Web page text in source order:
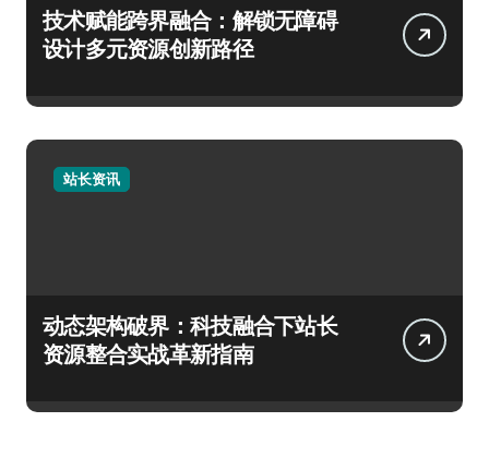
技术赋能跨界融合：解锁无障碍
设计多元资源创新路径
站长资讯
动态架构破界：科技融合下站长
资源整合实战革新指南